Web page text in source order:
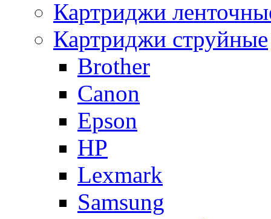
Картриджи
Картриджи струйные
Brother
Canon
Epson
HP
Lexmark
Samsung